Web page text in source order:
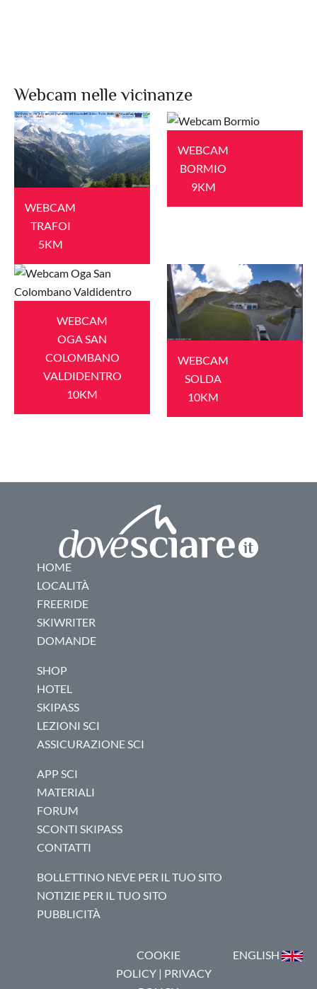
Webcam nelle vicinanze
WEBCAM
TRAFOI
5KM
WEBCAM
BORMIO
9KM
WEBCAM
OGA SAN
COLOMBANO
VALDIDENTRO
10KM
WEBCAM
SOLDA
10KM
HOME
LOCALITÀ
FREERIDE
SKIWRITER
DOMANDE
SHOP
HOTEL
SKIPASS
LEZIONI SCI
ASSICURAZIONE SCI
APP SCI
MATERIALI
FORUM
SCONTI SKIPASS
CONTATTI
BOLLETTINO NEVE PER IL TUO SITO
NOTIZIE PER IL TUO SITO
PUBBLICITÀ
COOKIE
POLICY| PRIVACY
ENGLISH